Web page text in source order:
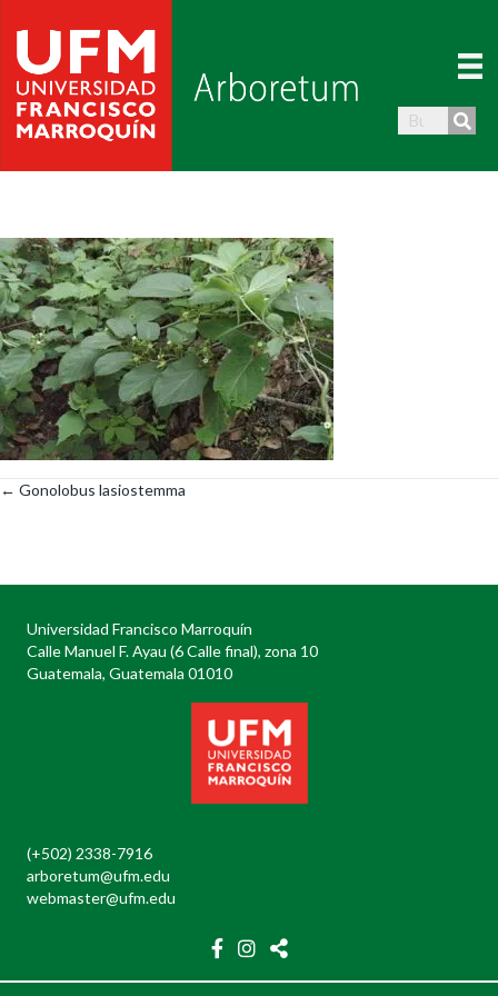
Posts
← Gonolobus lasiostemma
Universidad Francisco Marroquín
Calle Manuel F. Ayau (6 Calle final), zona 10
Guatemala, Guatemala 01010
(+502) 2338-7916
arboretum@ufm.edu
webmaster@ufm.edu